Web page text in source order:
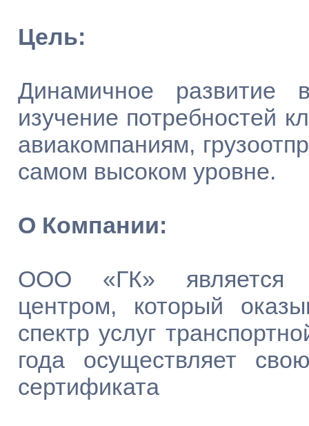
Цель:
Динамичное развитие
изучение потребностей
авиакомпаниям,
самом высоком уровне.
О Компании:
ООО «ГК» является
центром, который
спектр услуг
года осуществляет
сертификата